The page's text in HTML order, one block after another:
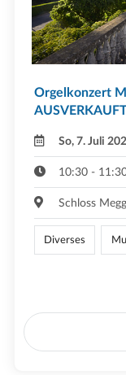
Orgelkonzert
So, 7. Juli
10:30 -
Schloss
Diverses